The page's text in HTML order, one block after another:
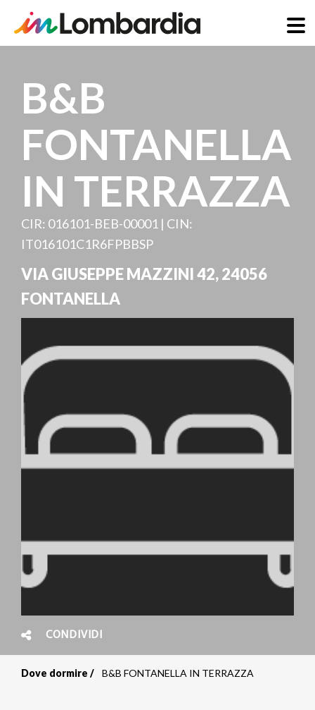
contenuto
principale
B&B
FONTANELLA
IN TERRAZZA
CIR: 016101-BEB-00001 | CIN:
IT016101C1R6FPBBSP
VIA GIUSEPPE MAZZINI 42,24056
FONTANELLA
CONDIVIDI
Dove dormire B&B FONTANELLA IN TERRAZZA